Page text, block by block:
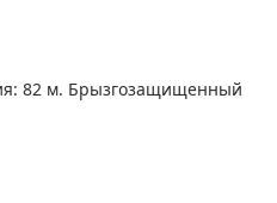
82 м. Брызгозащищенный